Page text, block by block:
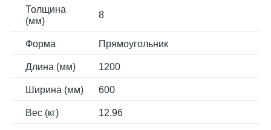
Толщина
(мм)
8
Форма Прямоугольник
Длина (мм) 1200
Ширина (мм) 600
Вес (кг) 12.96